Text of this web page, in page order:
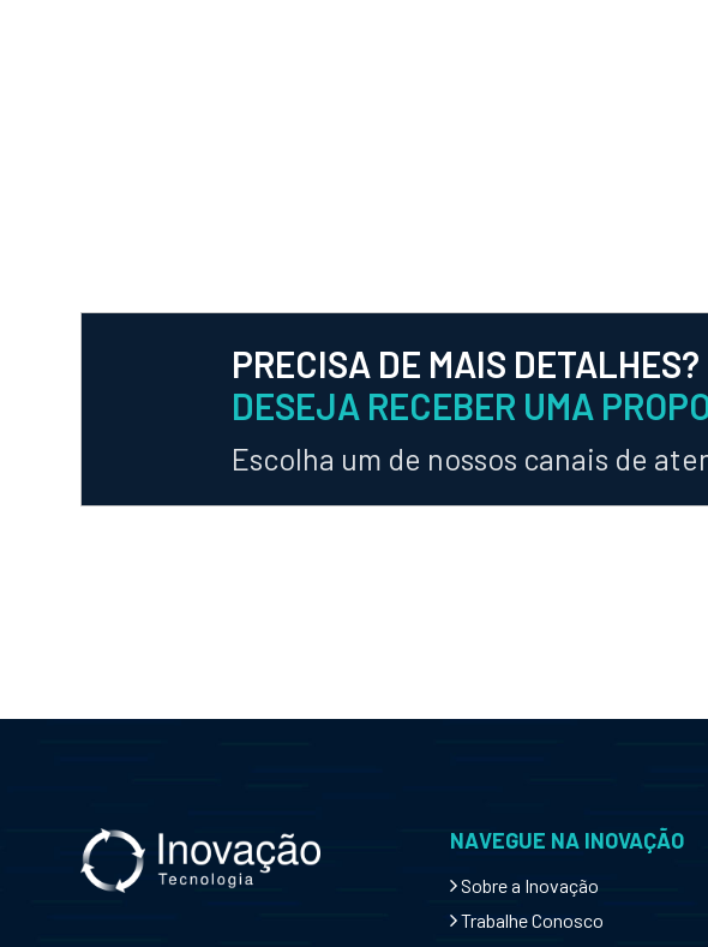
PRECISA DE MAIS DETALHES?
DESEJA RECEBER UMA
Escolha um de nossos canais de
NAVEGUE NA INOVAÇÃO
Sobre a Inovação
Trabalhe Conosco